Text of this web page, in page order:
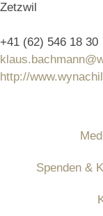
Zetzwil
+41 (62) 546 18 30
http://
Spenden &